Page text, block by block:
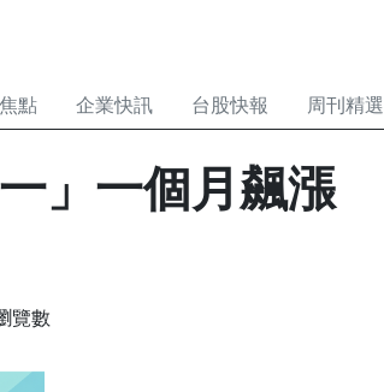
點 企業快訊 台股快報 周刊精選
」一個月飆漲
覽數